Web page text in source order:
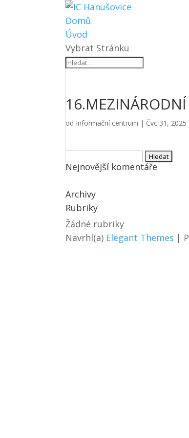
Domů
Úvod
Vybrat Stránku
16.MEZINÁRODNÍ
od Informační centrum | Čvc 31, 2025
Vyhledávání
Nejnovější komentáře
Archivy
Rubriky
Žádné rubriky
Navrhl(a) Elegant Themes |